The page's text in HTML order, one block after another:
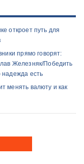
откроет путь для
прямо говорят:
Железняк/Победить
надежда есть
менять валюту и как